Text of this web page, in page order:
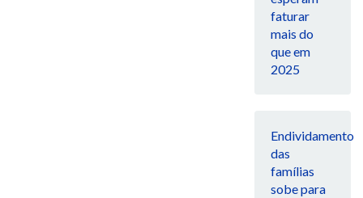
faturar
mais do
que em
2025
Endividamento
das
famílias
sobe para